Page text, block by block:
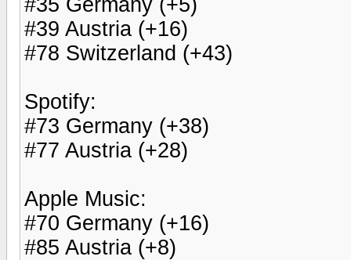
#39 Austria (+16)
#78 Switzerland (+43)
Spotify:
#73 Germany (+38)
#77 Austria (+28)
Apple Music:
#70 Germany (+16)
#85 Austria (+8)